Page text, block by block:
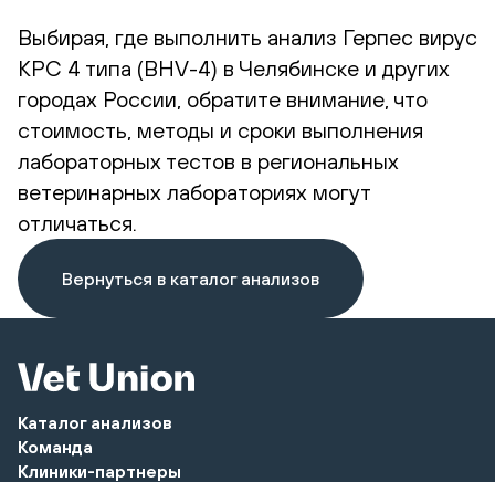
Выбирая, где выполнить анализ Герпес вирус
КРС 4 типа (BHV-4) в Челябинске и других
городах России, обратите внимание, что
стоимость, методы и сроки выполнения
лабораторных тестов в региональных
ветеринарных лабораториях могут
отличаться.
Вернуться в каталог анализов
Каталог анализов
Команда
Клиники-партнеры